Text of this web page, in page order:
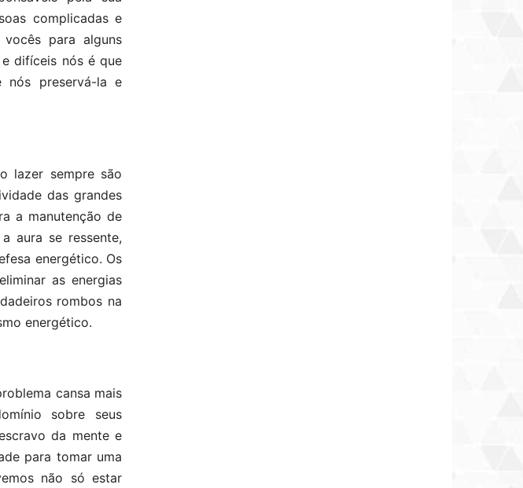
complicadas e
para alguns
difíceis nós é que
nós preservá-la e
lazer sempre são
das grandes
a manutenção de
aura se ressente,
energético. Os
as energias
rombos na
energético.
cansa mais
sobre seus
da mente e
para tomar uma
não só estar